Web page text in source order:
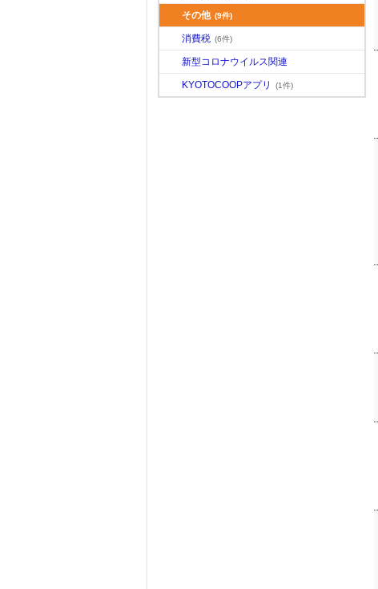
その他 (9件)
消費税 (6件)
新型コロナウイルス関連
KYOTOCOOPアプリ (1件)